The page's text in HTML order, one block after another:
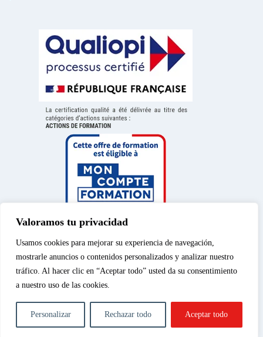
Valoramos tu privacidad
Usamos cookies para mejorar su experiencia de navegación,
mostrarle anuncios o contenidos personalizados y analizar nuestro
tráfico. Al hacer clic en “Aceptar todo” usted da su consentimiento
a nuestro uso de las cookies.
Personalizar Rechazar todo Aceptar todo
Aviso legal|Política de
privacidad|Política de
© 2026 – Spéos, curso
privado de enseñanza